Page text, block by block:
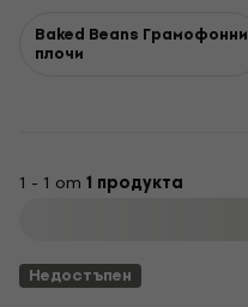
Baked Beans Грамофонни
плочи
1 - 1 от 1 продукта
Недостъпен